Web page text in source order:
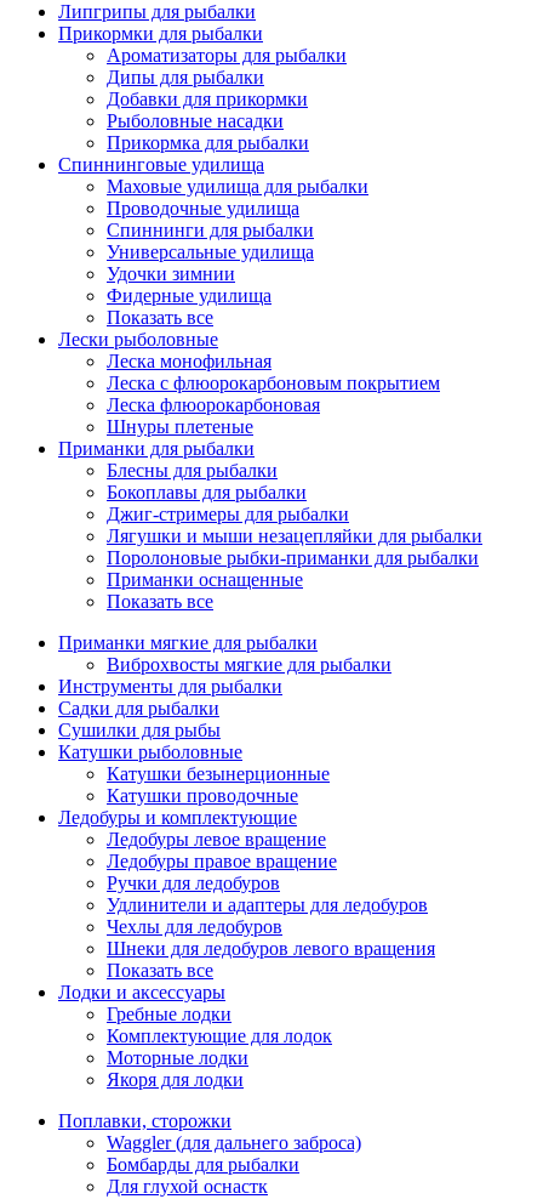
Липгрипы для рыбалки
Прикормки для рыбалки
Ароматизаторы для рыбалки
Дипы для рыбалки
Добавки для прикормки
Рыболовные насадки
Прикормка для рыбалки
Спиннинговые удилища
Маховые удилища для рыбалки
Проводочные удилища
Спиннинги для рыбалки
Универсальные удилища
Удочки зимнии
Фидерные удилища
Показать все
Лески рыболовные
Леска монофильная
Леска с флюорокарбоновым покрытием
Леска флюорокарбоновая
Шнуры плетеные
Приманки для рыбалки
Блесны для рыбалки
Бокоплавы для рыбалки
Джиг-стримеры для рыбалки
Лягушки и мыши незацепляйки для рыбалки
Поролоновые рыбки-приманки для рыбалки
Приманки оснащенные
Показать все
Приманки мягкие для рыбалки
Виброхвосты мягкие для рыбалки
Инструменты для рыбалки
Садки для рыбалки
Сушилки для рыбы
Катушки рыболовные
Катушки безынерционные
Катушки проводочные
Ледобуры и комплектующие
Ледобуры левое вращение
Ледобуры правое вращение
Ручки для ледобуров
Удлинители и адаптеры для ледобуров
Чехлы для ледобуров
Шнеки для ледобуров левого вращения
Показать все
Лодки и аксессуары
Гребные лодки
Комплектующие для лодок
Моторные лодки
Якоря для лодки
Поплавки, сторожки
Waggler (для дальнего заброса)
Бомбарды для рыбалки
Для глухой оснастк